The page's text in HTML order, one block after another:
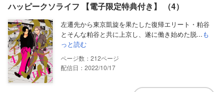
ハッピークソライフ 【電子限定特典付き】 （4）
左遷先から東京凱旋を果たした復帰エリート・粕谷
とそんな粕谷と共に上京し、遂に働き始めた脱...も
っと読む
212
配信日：2022/10/17